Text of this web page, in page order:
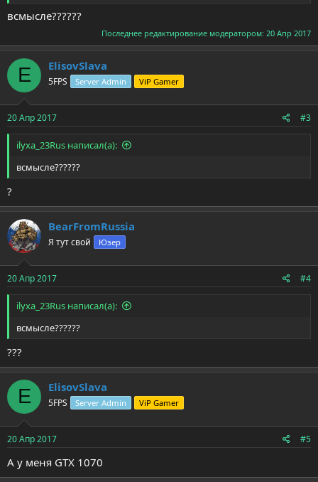
всмысле??????
Последнее редактирование модератором: 20 Апр 2017
E ElisovSlava
5FPS Server Admin ViP Gamer
20 Апр 2017 #3
ilyxa_23Rus написал(а):
всмысле??????
?
BearFromRussia
Я тут свой Юзер
20 Апр 2017 #4
ilyxa_23Rus написал(а):
всмысле??????
???
E ElisovSlava
5FPS Server Admin ViP Gamer
20 Апр 2017 #5
А у меня GTX 1070